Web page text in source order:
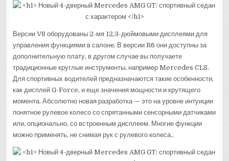
Версии V8 оборудованы 2-мя 12,3-дюймовыми дисплеями для
управления функциями в салоне. В версии R6 они доступны за
дополнительную плату, в другом случае вы получаете
традиционные круглые инструменты, например Mercedes CLS.
Для спортивных водителей предназначаются такие особенности,
как дисплей G-Force, и еще значения мощности и крутящего
момента. Абсолютно новая разработка — это на уровне интуиции
понятное рулевое колесо со спрятанными сенсорными датчиками
или, опционально, со встроенным дисплеем. Многие функции
можно применять, не снимая рук с рулевого колеса..